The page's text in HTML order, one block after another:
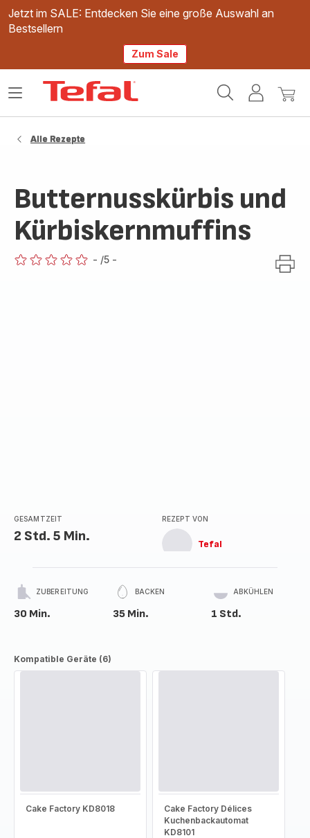
Jetzt im SALE: Entdecken Sie eine große Auswahl an
Bestsellern
Zum Sale
Mein
Mein
Das
Alle Rezepte
Butternusskürbis und
Kürbiskernmuffins
- /5 -
GESAMTZEIT
2 Std. 5 Min.
REZEPT VON
Tefal
ZUBEREITUNG
30 Min.
BACKEN
35 Min.
ABKÜHLEN
1 Std.
Kompatible Geräte (6)
Cake Factory KD8018
Cake Factory Délices
Kuchenbackautomat
KD8101